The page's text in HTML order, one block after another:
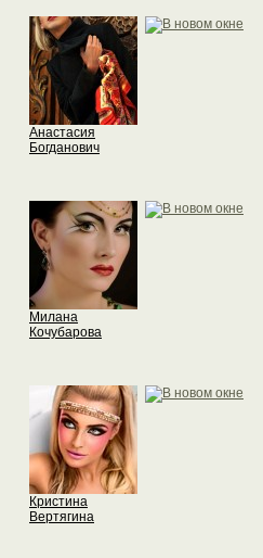
Анастасия
Богданович
Милана
Кочубарова
Кристина
Вертягина